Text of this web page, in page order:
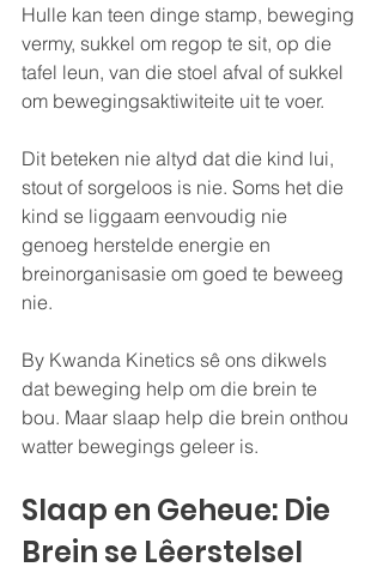
Hulle kan teen dinge stamp, beweging
vermy, sukkel om regop te sit, op die
tafel leun, van die stoel afval of sukkel
om bewegingsaktiwiteite uit te voer.
Dit beteken nie altyd dat die kind lui,
stout of sorgeloos is nie. Soms het die
kind se liggaam eenvoudig nie
genoeg herstelde energie en
breinorganisasie om goed te beweeg
nie.
By Kwanda Kinetics sê ons dikwels
dat beweging help om die brein te
bou. Maar slaap help die brein onthou
watter bewegings geleer is.
Slaap en Geheue: Die
Brein se Lêerstelsel